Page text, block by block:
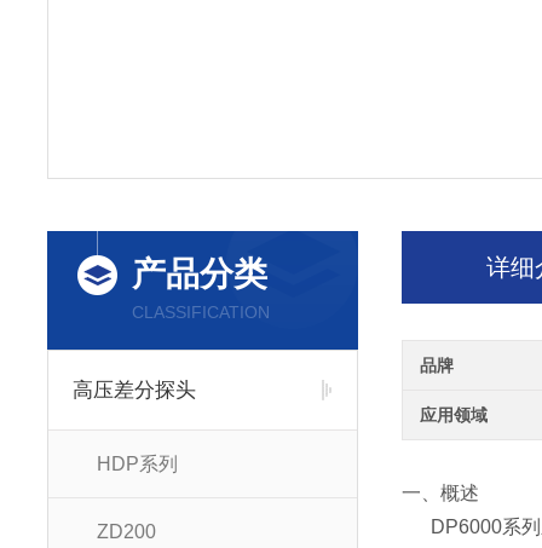
产品分类
CLASSIFICATION
高压差分探头
HDP系列
ZD200
详细
品牌
应用领域
一、概述
DP6000系列